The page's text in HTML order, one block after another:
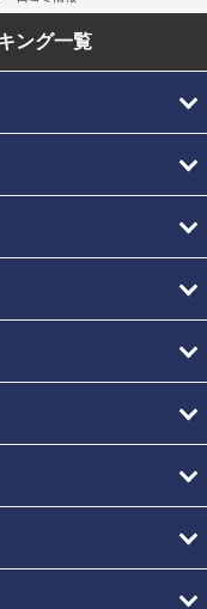
ング一覧